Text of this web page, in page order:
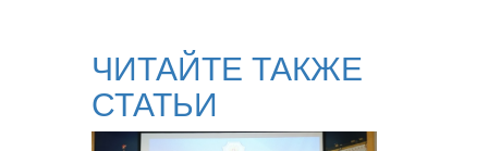
ЧИТАЙТЕ ТАКЖЕ
СТАТЬИ